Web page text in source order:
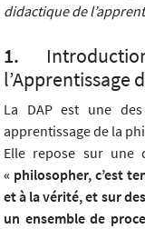
didactique de
l’Apprentissage
La DAP est une des
apprentissage de la
Elle repose sur une
« philosopher, c’est
et à la vérité, et sur
un ensemble de